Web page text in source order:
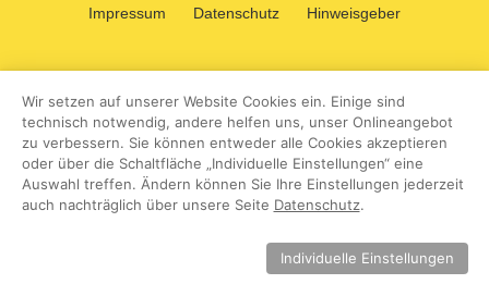
Impressum
Datenschutz Hinweisgeber
Wir setzen auf unserer Website Cookies ein. Einige sind
technisch notwendig, andere helfen uns, unser Onlineangebot
zu verbessern. Sie können entweder alle Cookies akzeptieren
oder über die Schaltfläche „Individuelle Einstellungen“ eine
Auswahl treffen. Ändern können Sie Ihre Einstellungen jederzeit
auch nachträglich über unsere Seite Datenschutz.
Individuelle Einstellungen